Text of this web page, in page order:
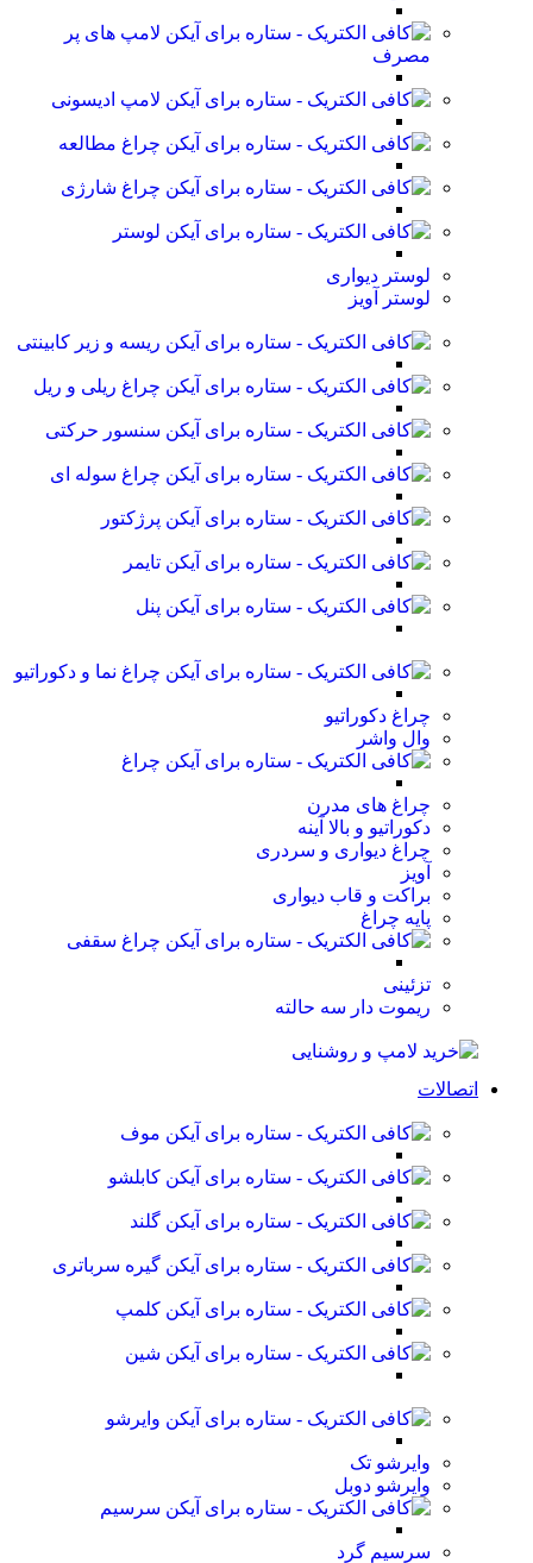
لامپ های پر
مصرف
لامپ ادیسونی
چراغ مطالعه
چراغ شارژی
لوستر
لوستر دیواری
لوستر آویز
ریسه و زیر کابینتی
چراغ ریلی و ریل
سنسور حرکتی
چراغ سوله ای
پرژکتور
تایمر
پنل
چراغ نما و دکوراتیو
چراغ دکوراتیو
وال واشر
چراغ
چراغ های مدرن
دکوراتیو و بالا آینه
چراغ دیواری و سردری
آویز
براکت و قاب دیواری
پایه چراغ
چراغ سقفی
تزئینی
ریموت دار سه حالته
اتصالات
موف
کابلشو
گلند
گیره سرباتری
کلمپ
شین
وایرشو
وایرشو تک
وایرشو دوبل
سرسیم
سرسیم گرد